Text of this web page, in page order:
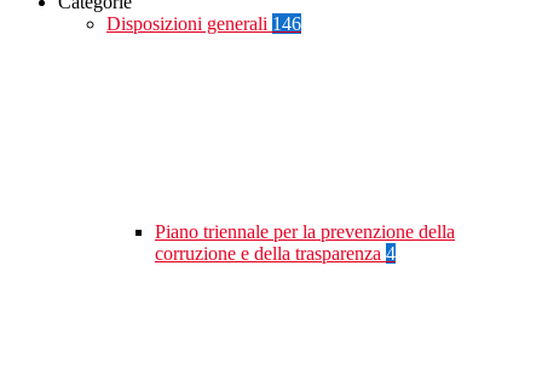
Disposizioni generali 146
Piano triennale per la prevenzione della
corruzione e della trasparenza 4